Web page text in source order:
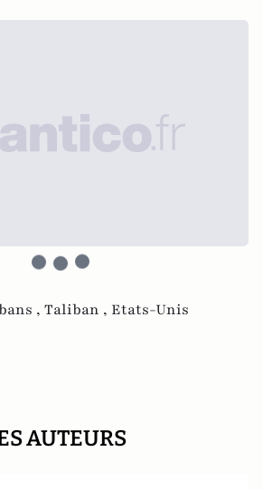
, Taliban , Etats-Unis
AUTEURS